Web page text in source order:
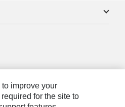
improve your
for the site to